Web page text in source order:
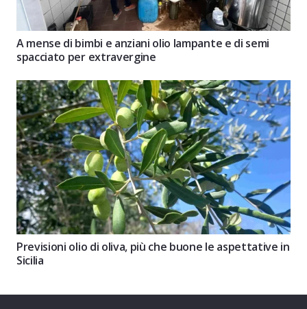
A mense di bimbi e anziani olio lampante e di semi
spacciato per extravergine
Previsioni olio di oliva, più che buone le aspettative in
Sicilia